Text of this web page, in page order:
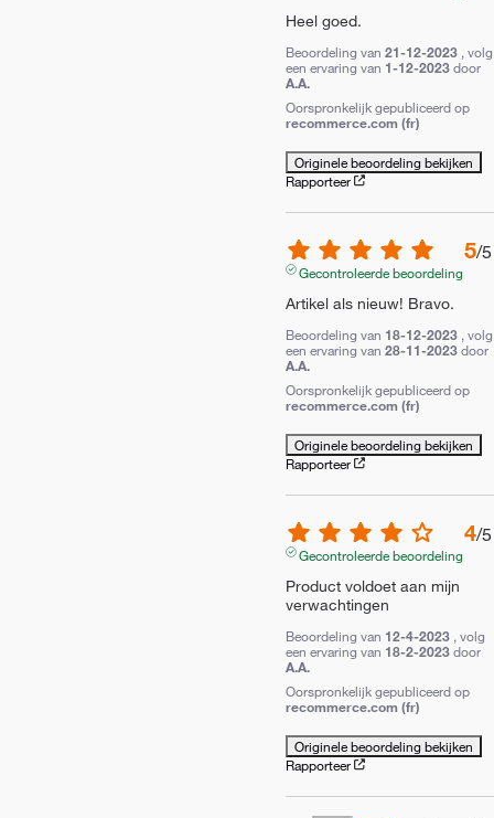
Heel goed.
Beoordeling van 21-12-2023 , volg
een ervaring van 1-12-2023 door
A.A.
Oorspronkelijk gepubliceerd op
recommerce.com (fr)
Originele beoordeling bekijken
Rapporteer
5/5
Gecontroleerde beoordeling
Artikel als nieuw! Bravo.
Beoordeling van 18-12-2023 , volg
een ervaring van 28-11-2023 door
A.A.
Oorspronkelijk gepubliceerd op
recommerce.com (fr)
Originele beoordeling bekijken
Rapporteer
4/5
Gecontroleerde beoordeling
Product voldoet aan mijn
verwachtingen
Beoordeling van 12-4-2023 , volg
een ervaring van 18-2-2023 door
A.A.
Oorspronkelijk gepubliceerd op
recommerce.com (fr)
Originele beoordeling bekijken
Rapporteer